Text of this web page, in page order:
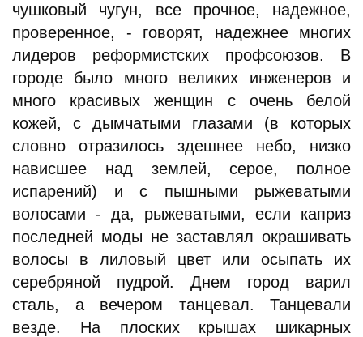
чушковый чугун, все прочное, надежное,
проверенное, - говорят, надежнее многих
лидеров реформистских профсоюзов. В
городе было много великих инженеров и
много красивых женщин с очень белой
кожей, с дымчатыми глазами (в которых
словно отразилось здешнее небо, низко
нависшее над землей, серое, полное
испарений) и с пышными рыжеватыми
волосами - да, рыжеватыми, если каприз
последней моды не заставлял окрашивать
волосы в лиловый цвет или осыпать их
серебряной пудрой. Днем город варил
сталь, а вечером танцевал. Танцевали
везде. На плоских крышах шикарных